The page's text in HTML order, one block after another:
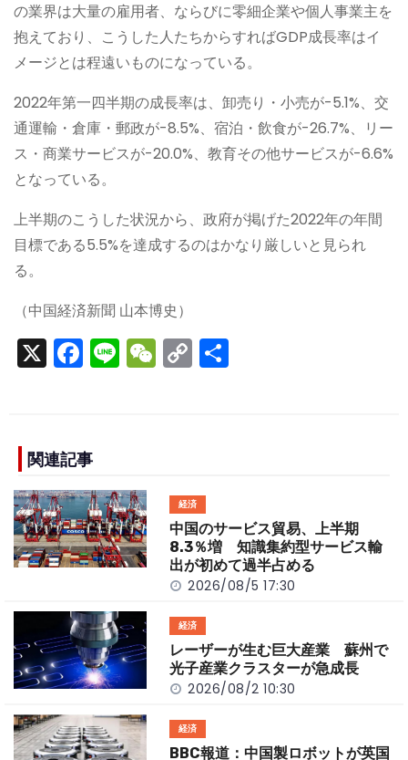
の業界は大量の雇用者、ならびに零細企業や個人事業主を
抱えており、こうした人たちからすればGDP成長率はイ
メージとは程遠いものになっている。
2022年第一四半期の成長率は、卸売り・小売が-5.1%、交
通運輸・倉庫・郵政が-8.5%、宿泊・飲食が-26.7%、リー
ス・商業サービスが-20.0%、教育その他サービスが-6.6%
となっている。
上半期のこうした状況から、政府が掲げた2022年の年間
目標である5.5%を達成するのはかなり厳しいと見られ
る。
（中国経済新聞 山本博史）
X F
a
e
b
o
o
k
Li
n
W
e
C
o
n
k
関連記事
経済
中国のサービス貿易、上半期
8.3％増 知識集約型サービス輸
出が初めて過半占める
2026/08/5 17:30
経済
レーザーが生む巨大産業 蘇州で
光子産業クラスターが急成長
2026/08/2 10:30
経済
BBC報道：中国製ロボットが英国